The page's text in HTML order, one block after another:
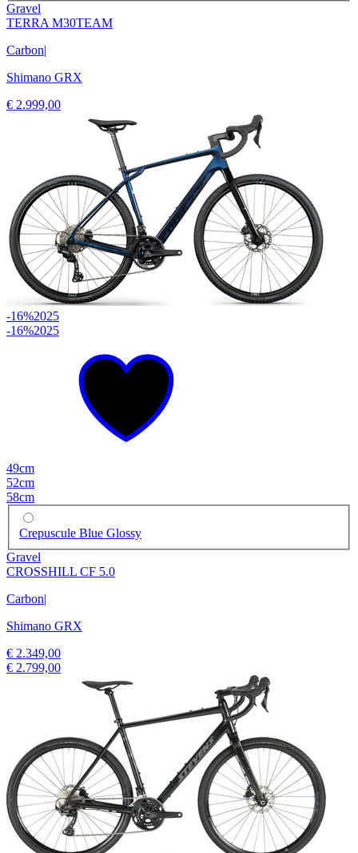
Gravel
TERRA M30TEAM
Carbon|
Shimano GRX
€ 2.999,00
-16%2025
-16%2025
49cm
52cm
58cm
Crepuscule Blue Glossy
Gravel
CROSSHILL CF 5.0
Carbon|
Shimano GRX
€ 2.349,00
€ 2.799,00